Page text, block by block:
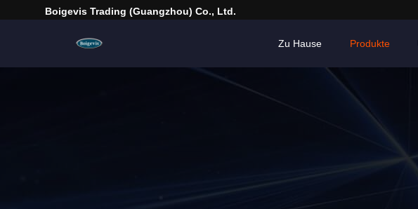
Boigevis Trading (guangzhou) Co., Ltd.
Zu Hause Produkte